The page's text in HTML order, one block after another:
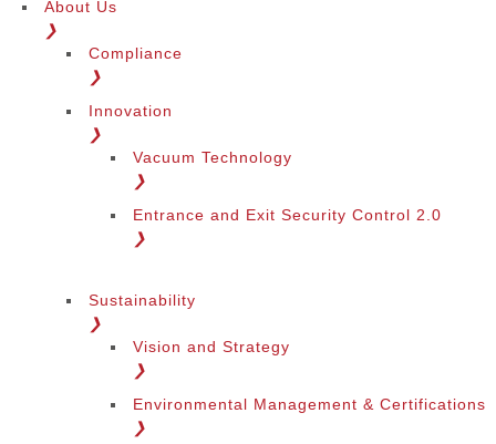
About Us
❯
Compliance
❯
Innovation
❯
Vacuum Technology
❯
Entrance and Exit Security Control 2.0
❯
Sustainability
❯
Vision and Strategy
❯
Environmental Management & Certifications
❯